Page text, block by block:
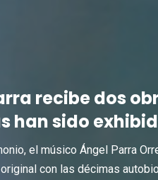
recibe dos
han sido
el músico Ángel Parra
con las décimas